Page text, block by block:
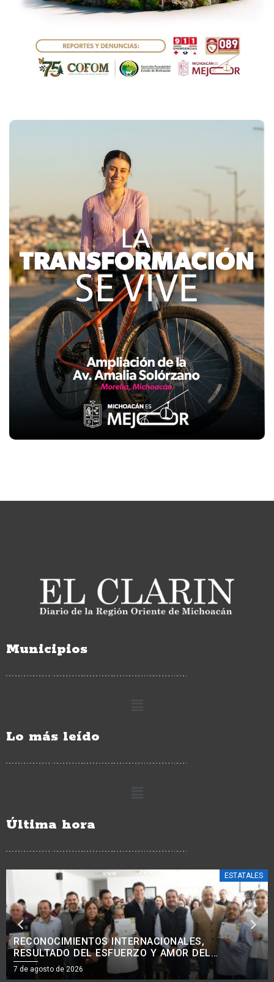
Municipios
Lo más leído
Última hora
ESTATALES
COMBATE A LA EXTORSIÓN SE INTENSIFICA EN
ZONA AGUACATERA, APATZINGÁN Y TIERRA
CALIENTE: BEDOLLA
7 de agosto de 2026